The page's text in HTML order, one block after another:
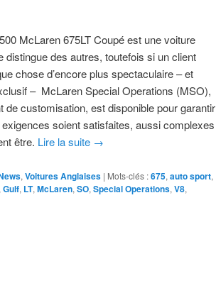
McLaren 675LT Coupé est une voiture
distingue des autres, toutefois si un client
chose d’encore plus spectaculaire – et
– McLaren Special Operations (MSO),
de customisation, est disponible pour garantir
soient satisfaites, aussi complexes
être. Lire la suite →
, Voitures Anglaises | Mots-clés :675, auto sport,
Gulf, LT, McLaren, SO, Special Operations, V8,